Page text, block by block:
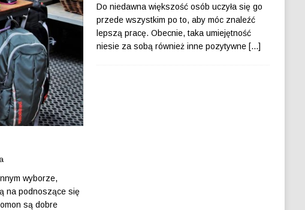
wyborze,
na podnoszące się
są dobre
Do niedawna większość osób uczyła się go
przede wszystkim po to, aby móc znaleźć
lepszą pracę. Obecnie, taka umiejętność
niesie za sobą również inne pozytywne [...]